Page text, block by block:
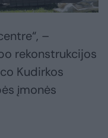
–
rekonstrukcijos
Kudirkos
įmonės